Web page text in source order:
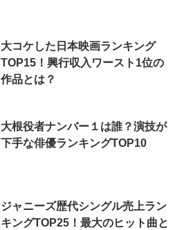
大コケした日本映画ランキング
TOP15！興行収入ワースト1位の
作品とは？
大根役者ナンバー１は誰？演技が
下手な俳優ランキングTOP10
ジャニーズ歴代シングル売上ラン
キングTOP25！最大のヒット曲と